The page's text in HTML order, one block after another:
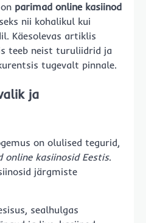
parimad online kasiinod
nii kohalikul kui
Käesolevas artiklis
teeb neist turuliidrid ja
tugevalt pinnale.
ja
on olulised tegurid,
online kasiinosid Eestis.
järgmiste
sealhulgas